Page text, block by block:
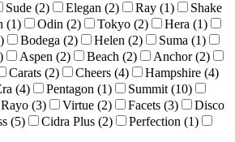
Sude (2) Elegan (2) Ray (1)
Shake
(1) Odin (2) Tokyo (2) Hera (1)
) Bodega (2) Helen (2) Suma (1)
) Aspen (2) Beach (2) Anchor (2)
Carats (2) Cheers (4) Hampshire (4)
(4) Pentagon (1) Summit (10)
Rayo (3) Virtue (2) Facets (3)
Disco
(5) Cidra Plus (2) Perfection (1)